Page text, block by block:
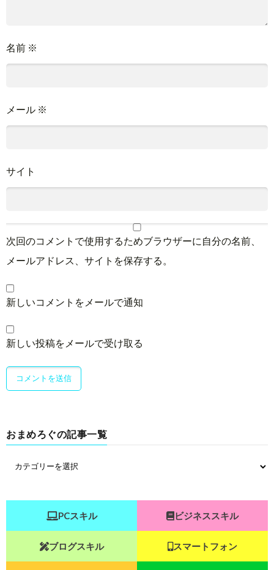
名前 ※
メール ※
サイト
次回のコメントで使用するためブラウザーに自分の名前、
メールアドレス、サイトを保存する。
新しいコメントをメールで通知
新しい投稿をメールで受け取る
おまめろぐの記事一覧
PCスキル ビジネススキル
ブログスキル スマートフォン